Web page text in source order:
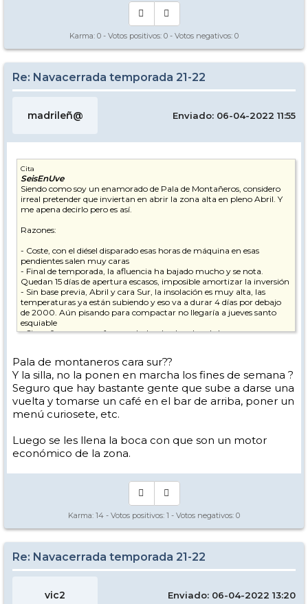
Karma: 0 - Votos positivos: 0 - Votos negativos: 0
Re: Navacerrada temporada 21-22
madrileñ@ Enviado: 06-04-2022 11:55
Cita
SeisEnUve
Siendo como soy un enamorado de Pala de Montañeros, considero
irreal pretender que inviertan en abrir la zona alta en pleno Abril. Y
me apena decirlo pero es así.
Razones:
- Coste, con el diésel disparado esas horas de máquina en esas
pendientes salen muy caras
- Final de temporada, la afluencia ha bajado mucho y se nota.
Quedan 15 días de apertura escasos, imposible amortizar la inversión
- Sin base previa, Abril y cara Sur, la insolación es muy alta, las
temperaturas ya están subiendo y eso va a durar 4 días por debajo
de 2000. Aún pisando para compactar no llegaría a jueves santo
esquiable
- Sin cañones para reforzar o haber hecho algo de base
saber cómo se va a resolver el tema de la expiración de la concesión
invertir “en imagen y a futuro” es absurdo
Como digo soy el primero que se queda con ganas de pasarse un día
entero en la zona alta, no necesito más para ser feliz, pero las cosas
como son: yo con mi dinero no lo haría.
Pala de montaneros cara sur??
Y la silla, no la ponen en marcha los fines de semana ?
Seguro que hay bastante gente que sube a darse una
vuelta y tomarse un café en el bar de arriba, poner un
menú curiosete, etc.
Luego se les llena la boca con que son un motor
económico de la zona.
Karma: 14 - Votos positivos: 1 - Votos negativos: 0
Re: Navacerrada temporada 21-22
vic2 Enviado: 06-04-2022 13:20